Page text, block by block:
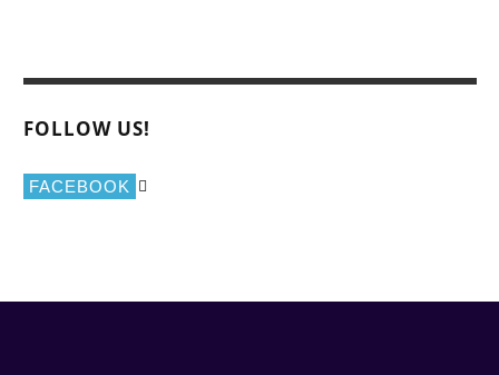
FOLLOW US!
FACEBOOK